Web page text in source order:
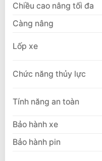
Chiều cao nâng tối đa
Càng nâng
Lốp xe
Chức năng thủy lực
Tính năng an toàn
Bảo hành xe
Bảo hành pin